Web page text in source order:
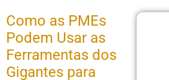
Como as PMEs
Podem Usar as
Ferramentas dos
Gigantes para